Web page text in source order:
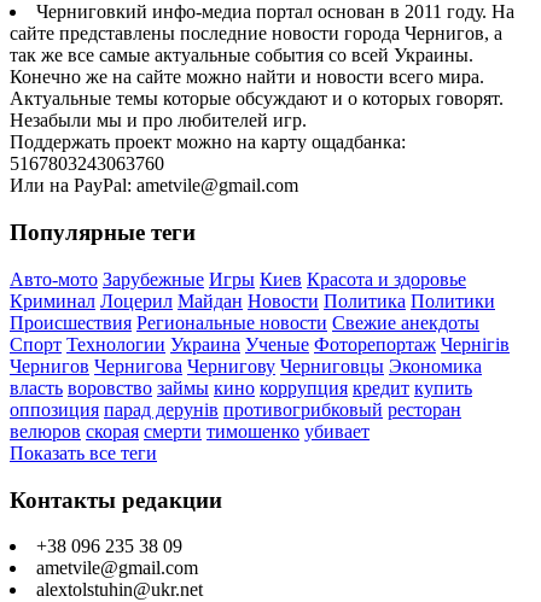
Черниговкий инфо-медиа портал основан в 2011 году. На
сайте представлены последние новости города Чернигов, а
так же все самые актуальные события со всей Украины.
Конечно же на сайте можно найти и новости всего мира.
Актуальные темы которые обсуждают и о которых говорят.
Незабыли мы и про любителей игр.
Поддержать проект можно на карту ощадбанка:
5167803243063760
Или на PayPal: ametvile@gmail.com
Популярные теги
Авто-мото Зарубежные Игры Киев Красота и здоровье
Криминал Лоцерил Майдан Новости Политика Политики
Происшествия Региональные новости Свежие анекдоты
Спорт Технологии Украина Ученые Фоторепортаж Чернігів
Чернигов Чернигова Чернигову Черниговцы Экономика
власть воровство займы кино коррупция кредит купить
оппозиция парад дерунів противогрибковый ресторан
велюров скорая смерти тимошенко убивает
Показать все теги
Контакты редакции
+38 096 235 38 09
ametvile@gmail.com
alextolstuhin@ukr.net